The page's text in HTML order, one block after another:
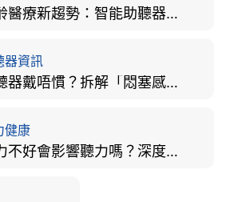
樂齡醫療新趨勢：智能助聽器結合 AI 眼底相機，如何全方位守護長者健康？
器資訊
助聽器戴唔慣？拆解「悶塞感」成因、堵耳效應與 4 週適應期全攻略
健康
視力不好會影響聽力嗎？深度拆解大腦「眼耳並用」的科學秘密